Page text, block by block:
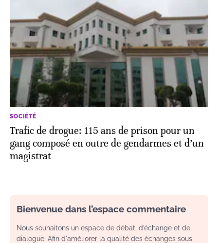
SOCIÉTÉ
Trafic de drogue: 115 ans de prison pour un
gang composé en outre de gendarmes et d’un
magistrat
Bienvenue dans l’espace commentaire
Nous souhaitons un espace de débat, d’échange et de
dialogue. Afin d'améliorer la qualité des échanges sous